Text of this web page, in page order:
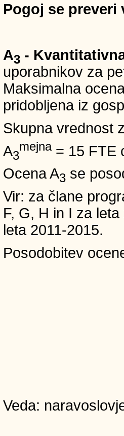
Pogoj se preveri
A3 -
uporabnikov za
Maksimalna
pridobljena iz
Skupna vrednost
A3
mejna= 15 FTE
Ocena A3 se
Vir: za člane
F, G, H in I za
leta 2011-2015.
Posodobitev
Veda: